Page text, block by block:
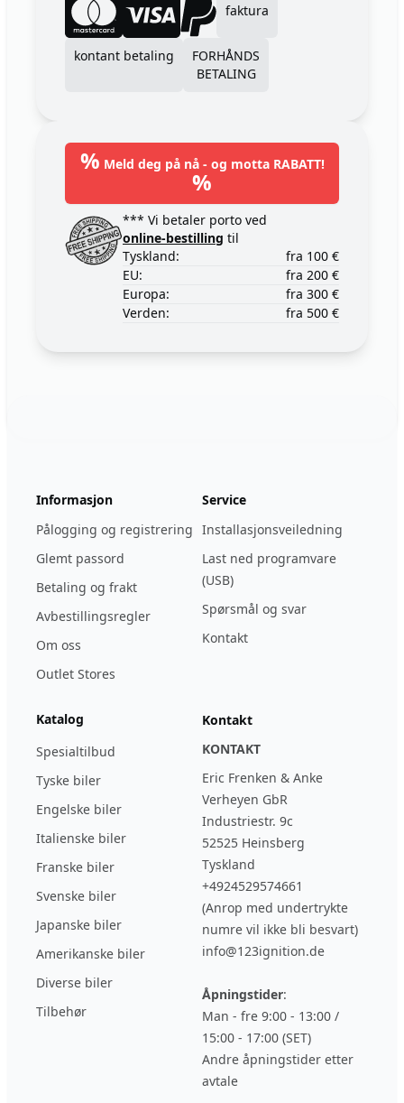
faktura
kontant betaling
FORHÅNDS
BETALING
% Meld deg på nå - og motta RABATT!
%
*** Vi betaler porto ved
online-bestilling til
Tyskland:
fra 100 €
EU:
fra 200 €
Europa:
fra 300 €
Verden:
fra 500 €
Informasjon
Pålogging og registrering
Glemt passord
Betaling og frakt
Avbestillingsregler
Om oss
Outlet Stores
Service
Installasjonsveiledning
Last ned programvare
(USB)
Spørsmål og svar
Kontakt
Katalog
Spesialtilbud
Tyske biler
Engelske biler
Italienske biler
Franske biler
Svenske biler
Japanske biler
Amerikanske biler
Diverse biler
Tilbehør
Kontakt
KONTAKT
Eric Frenken & Anke
Verheyen GbR
Industriestr. 9c
52525 Heinsberg
Tyskland
+4924529574661
(Anrop med undertrykte
numre vil ikke bli besvart)
info@123ignition.de
Åpningstider:
Man - fre 9:00 - 13:00 /
15:00 - 17:00 (SET)
Andre åpningstider etter
avtale